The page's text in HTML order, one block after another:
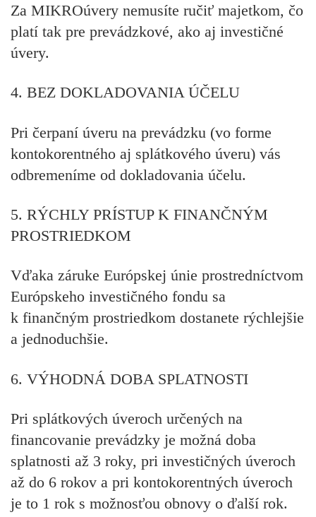
Za MIKROúvery nemusíte ručiť majetkom, čo
platí tak pre prevádzkové, ako aj investičné
úvery.
4. BEZ DOKLADOVANIA ÚČELU
Pri čerpaní úveru na prevádzku (vo forme
kontokorentného aj splátkového úveru) vás
odbremeníme od dokladovania účelu.
5. RÝCHLY PRÍSTUP K FINANČNÝM
PROSTRIEDKOM
Vďaka záruke Európskej únie prostredníctvom
Európskeho investičného fondu sa
k finančným prostriedkom dostanete rýchlejšie
a jednoduchšie.
6. VÝHODNÁ DOBA SPLATNOSTI
Pri splátkových úveroch určených na
financovanie prevádzky je možná doba
splatnosti až 3 roky, pri investičných úveroch
až do 6 rokov a pri kontokorentných úveroch
je to 1 rok s možnosťou obnovy o ďalší rok.